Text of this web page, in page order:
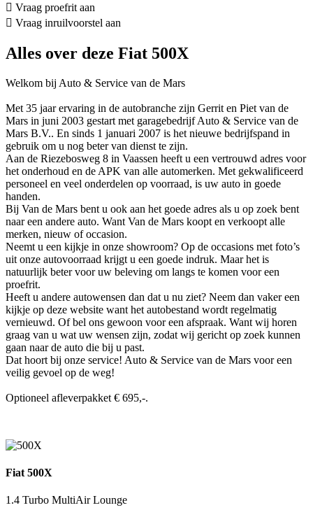
Vraag proefrit aan
Vraag inruilvoorstel aan
Alles over deze Fiat 500X
Welkom bij Auto & Service van de Mars
Met 35 jaar ervaring in de autobranche zijn Gerrit en Piet van de
Mars in juni 2003 gestart met garagebedrijf Auto & Service van de
Mars B.V.. En sinds 1 januari 2007 is het nieuwe bedrijfspand in
gebruik om u nog beter van dienst te zijn.
Aan de Riezebosweg 8 in Vaassen heeft u een vertrouwd adres voor
het onderhoud en de APK van alle automerken. Met gekwalificeerd
personeel en veel onderdelen op voorraad, is uw auto in goede
handen.
Bij Van de Mars bent u ook aan het goede adres als u op zoek bent
naar een andere auto. Want Van de Mars koopt en verkoopt alle
merken, nieuw of occasion.
Neemt u een kijkje in onze showroom? Op de occasions met foto’s
uit onze autovoorraad krijgt u een goede indruk. Maar het is
natuurlijk beter voor uw beleving om langs te komen voor een
proefrit.
Heeft u andere autowensen dan dat u nu ziet? Neem dan vaker een
kijkje op deze website want het autobestand wordt regelmatig
vernieuwd. Of bel ons gewoon voor een afspraak. Want wij horen
graag van u wat uw wensen zijn, zodat wij gericht op zoek kunnen
gaan naar de auto die bij u past.
Dat hoort bij onze service! Auto & Service van de Mars voor een
veilig gevoel op de weg!
Optioneel afleverpakket € 695,-.
Fiat 500X
1.4 Turbo MultiAir Lounge